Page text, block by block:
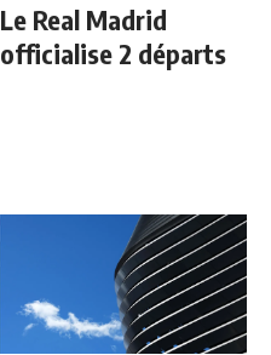
Le Real Madrid
officialise 2 départs